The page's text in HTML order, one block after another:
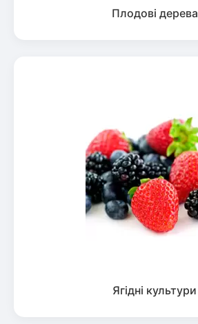
Плодові дерева
Ягідні культури